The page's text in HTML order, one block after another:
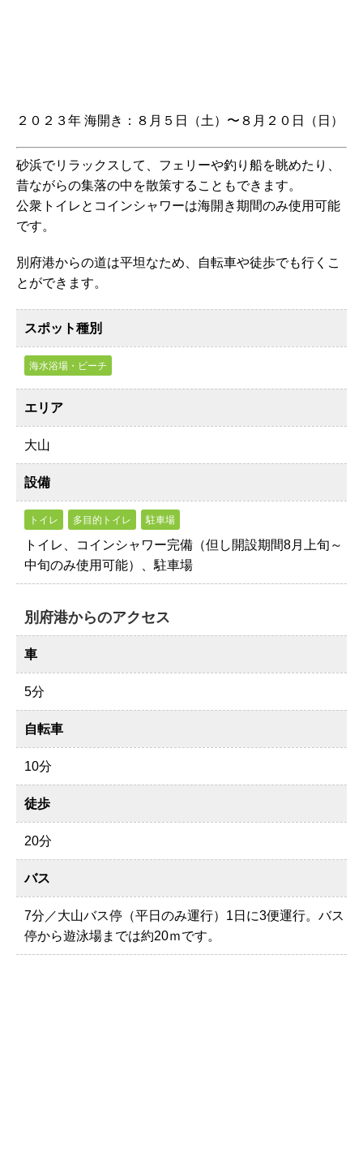
２０２３年 海開き：８月５日（土）〜８月２０日（日）
砂浜でリラックスして、フェリーや釣り船を眺めたり、
昔ながらの集落の中を散策することもできます。
公衆トイレとコインシャワーは海開き期間のみ使用可能
です。
別府港からの道は平坦なため、自転車や徒歩でも行くこ
とができます。
スポット種別
海水浴場・ビーチ
エリア
大山
設備
トイレ 多目的トイレ 駐車場
トイレ、コインシャワー完備（但し開設期間8月上旬～
中旬のみ使用可能）、駐車場
別府港からのアクセス
車
5分
自転車
10分
徒歩
20分
バス
7分／大山バス停（平日のみ運行）1日に3便運行。バス
停から遊泳場までは約20ｍです。